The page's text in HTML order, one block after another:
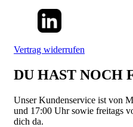
Vertrag widerrufen
DU HAST NOCH
Unser Kundenservice ist von
und 17:00 Uhr sowie freitags
dich da.